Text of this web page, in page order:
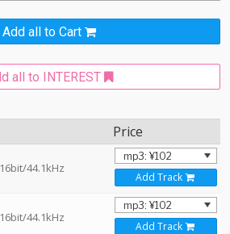
Add all to Cart
all to INTEREST
Price
44.1kHz
Add Track
44.1kHz
Add Track